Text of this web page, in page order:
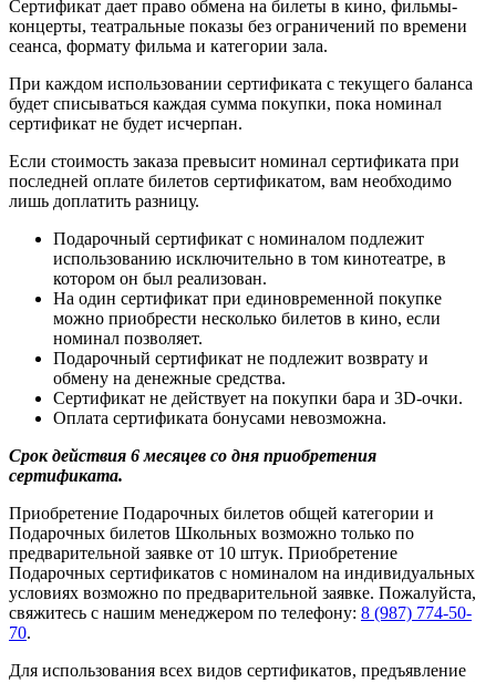
Сертификат дает право обмена на билеты в кино, фильмы-
концерты, театральные показы без ограничений по времени
сеанса, формату фильма и категории зала.
При каждом использовании сертификата с текущего баланса
будет списываться каждая сумма покупки, пока номинал
сертификат не будет исчерпан.
Если стоимость заказа превысит номинал сертификата при
последней оплате билетов сертификатом, вам необходимо
лишь доплатить разницу.
Подарочный сертификат с номиналом подлежит
использованию исключительно в том кинотеатре, в
котором он был реализован.
На один сертификат при единовременной покупке
можно приобрести несколько билетов в кино, если
номинал позволяет.
Подарочный сертификат не подлежит возврату и
обмену на денежные средства.
Сертификат не действует на покупки бара и 3D-очки.
Оплата сертификата бонусами невозможна.
Срок действия 6 месяцев со дня приобретения
сертификата.
Приобретение Подарочных билетов общей категории и
Подарочных билетов Школьных возможно только по
предварительной заявке от 10 штук. Приобретение
Подарочных сертификатов с номиналом на индивидуальных
условиях возможно по предварительной заявке. Пожалуйста,
свяжитесь с нашим менеджером по телефону: 8 (987) 774-50-
70.
Для использования всех видов сертификатов, предъявление